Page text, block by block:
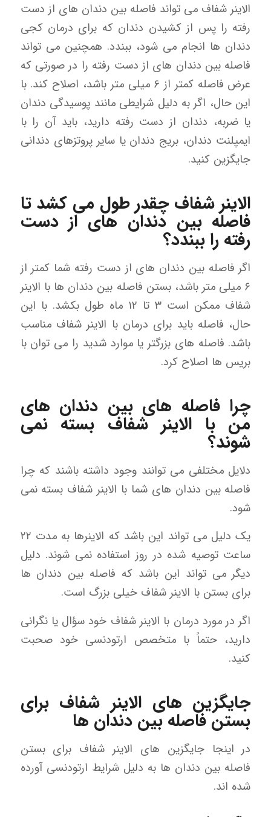
الاینر شفاف می تواند فاصله بین دندان های از دست
رفته را پس از کشیدن دندان که برای درمان کجی
دندان ها انجام می شود، ببندد. همچنین می تواند
فاصله بین دندان های از دست رفته را در صورتی که
عرض فاصله کمتر از ۶ میلی متر باشد، اصلاح کند. با
این حال، اگر به دلیل شرایطی مانند پوسیدگی دندان
یا ضربه، دندان از دست رفته دارید، باید آن را با
ایمپلنت دندان، بریج دندان یا سایر پروتزهای دندانی
جایگزین کنید.
الاینر شفاف چقدر طول می کشد تا
فاصله بین دندان های از دست
رفته را ببندد؟
اگر فاصله بین دندان های از دست رفته شما کمتر از
۶ میلی متر باشد، بستن فاصله بین دندان ها با الاینر
شفاف ممکن است ۳ تا ۱۲ ماه طول بکشد. با این
حال، فاصله باید برای درمان با الاینر شفاف مناسب
باشد. فاصله های بزرگتر یا موارد شدید را می توان با
بریس ها اصلاح کرد.
چرا فاصله های بین دندان های
من با الاینر شفاف بسته نمی
شوند؟
دلایل مختلفی می توانند وجود داشته باشند که چرا
فاصله بین دندان های شما با الاینر شفاف بسته نمی
شود.
یک دلیل می تواند این باشد که الاینرها به مدت ۲۲
ساعت توصیه شده در روز استفاده نمی شوند. دلیل
دیگر می تواند این باشد که فاصله بین دندان ها
برای بستن با الاینر شفاف خیلی بزرگ است.
اگر در مورد درمان با الاینر شفاف خود سؤال یا نگرانی
دارید، حتماً با متخصص ارتودنسی خود صحبت
کنید.
جایگزین های الاینر شفاف برای
بستن فاصله بین دندان ها
در اینجا جایگزین های الاینر شفاف برای بستن
فاصله بین دندان ها به دلیل شرایط ارتودنسی آورده
شده اند.